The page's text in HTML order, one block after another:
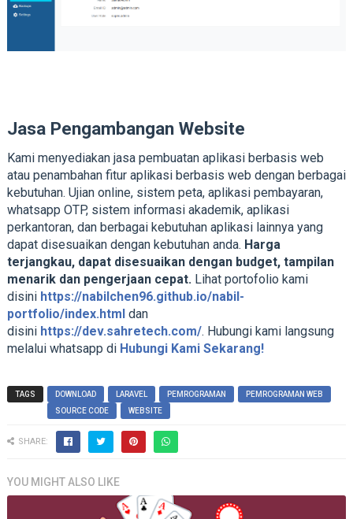
Jasa Pengambangan Website
Kami menyediakan jasa pembuatan aplikasi berbasis web
atau penambahan fitur aplikasi berbasis web dengan berbagai
kebutuhan. Ujian online, sistem peta, aplikasi pembayaran,
whatsapp OTP, sistem informasi akademik, aplikasi
perkantoran, dan berbagai kebutuhan aplikasi lainnya yang
dapat disesuaikan dengan kebutuhan anda. Harga
terjangkau, dapat disesuaikan dengan budget, tampilan
menarik dan pengerjaan cepat.Lihat portofolio kami
disini https://nabilchen96.github.io/nabil-
portfolio/index.html dan
disini https://dev.sahretech.com/. Hubungi kami langsung
melalui whatsapp di Hubungi Kami Sekarang!
TAGS DOWNLOAD LARAVEL PEMROGRAMAN
PEMROGRAMAN WEB
SOURCE CODE
WEBSITE
SHARE:
YOU MIGHT ALSO LIKE